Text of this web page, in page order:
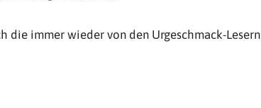
die immer wieder von den Urgeschmack-Lesern